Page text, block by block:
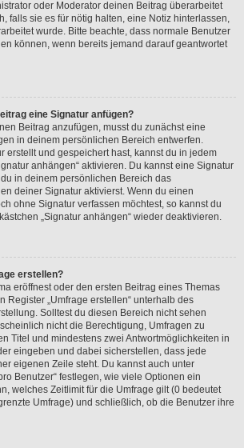
oder Moderator deinen Beitrag überarbeitet
falls sie es für nötig halten, eine Notiz hinterlassen,
wurde. Bitte beachte, dass normale Benutzer
können, wenn bereits jemand darauf geantwortet
eine Signatur anfügen?
Beitrag anzufügen, musst du zunächst eine
in deinem persönlichen Bereich entwerfen.
erstellt und gespeichert hast, kannst du in jedem
anhängen“ aktivieren. Du kannst eine Signatur
in deinem persönlichen Bereich das
deiner Signatur aktivierst. Wenn du einen
ohne Signatur verfassen möchtest, so kannst du
„Signatur anhängen“ wieder deaktivieren.
erstellen?
eröffnest oder den ersten Beitrag eines Themas
Register „Umfrage erstellen“ unterhalb des
Solltest du diesen Bereich nicht sehen
nicht die Berechtigung, Umfragen zu
Titel und mindestens zwei Antwortmöglichkeiten in
eingeben und dabei sicherstellen, dass jede
eigenen Zeile steht. Du kannst auch unter
Benutzer“ festlegen, wie viele Optionen ein
welches Zeitlimit für die Umfrage gilt (0 bedeutet
Umfrage) und schließlich, ob die Benutzer ihre